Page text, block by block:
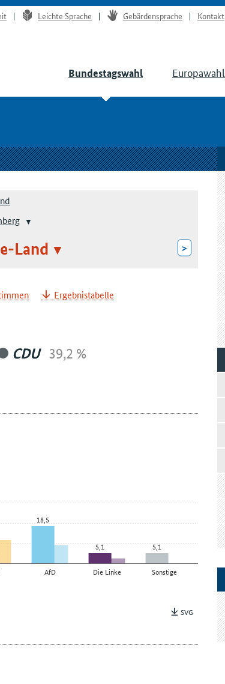
Leichte Sprache Gebärdensprache Kontakt
Bundestagswahl Europawahl
Land >
Ergebnistabelle
CDU 39,2 %
AfD Die Linke Sonstige
18,5
5,1 5,1
SVG